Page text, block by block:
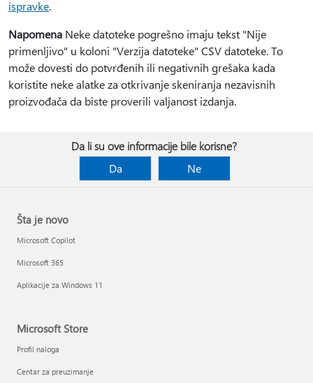
ispravke.
Napomena Neke datoteke pogrešno imaju tekst "Nije
primenljivo" u koloni "Verzija datoteke" CSV datoteke. To
može dovesti do potvrđenih ili negativnih grešaka kada
koristite neke alatke za otkrivanje skeniranja nezavisnih
proizvođača da biste proverili valjanost izdanja.
Da li su ove informacije bile korisne?
Da
Ne
Šta je novo
Microsoft Copilot
Microsoft 365
Aplikacije za Windows 11
Microsoft Store
Profil naloga
Centar za preuzimanje